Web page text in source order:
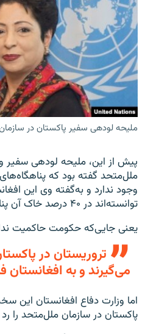
ملیحه لودهی سفیر پاکستان در
پیش از این، ملیحه لودهی سفیر
ملل‌متحد گفته بود که
وجود ندارد و به‌گفته وی این
توانسته‌اند در ۴۰ درصد خاک آن پناهگاه‌های امن بسازند.
یعنی جایی‌که حکومت حاکمیت
تروریستان در
می‌گیرند و به
اما وزارت دفاع افغانستان این
پاکستان در سازمان ملل‌متحد را